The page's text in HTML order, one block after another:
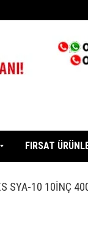
FIRSAT
SYA-10 10İNÇ